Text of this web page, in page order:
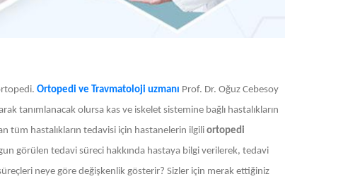
Ortopedi ve Travmatoloji uzmanı Prof. Dr. Oğuz Cebesoy
tanımlanacak olursa kas ve iskelet sistemine bağlı hastalıkların
tüm hastalıkların tedavisi için hastanelerin ilgili ortopedi
görülen tedavi süreci hakkında hastaya bilgi verilerek, tedavi
neye göre değişkenlik gösterir? Sizler için merak ettiğiniz